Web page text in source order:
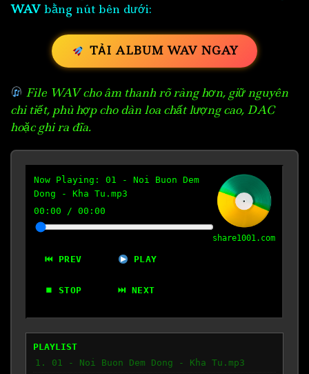
WAV bằng nút bên dưới:
TẢI ALBUM WAV NGAY
File WAV cho âm thanh rõ ràng hơn, giữ nguyên
chi tiết, phù hợp cho dàn loa chất lượng cao, DAC
hoặc ghi ra đĩa.
Now Playing: 01 - Noi Buon Dem
Dong - Kha Tu.mp3
00:00 / 00:00
⏮ PREV PLAY
⏹ STOP ⏭ NEXT
share1001.com
PLAYLIST
1. 01 - Noi Buon Dem Dong - Kha Tu.mp3